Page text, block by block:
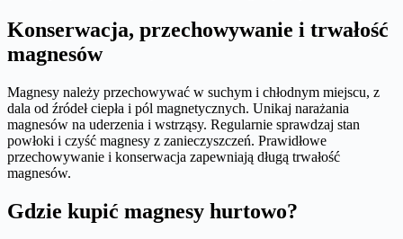
Konserwacja, przechowywanie i trwałość
magnesów
Magnesy należy przechowywać w suchym i chłodnym miejscu, z
dala od źródeł ciepła i pól magnetycznych. Unikaj narażania
magnesów na uderzenia i wstrząsy. Regularnie sprawdzaj stan
powłoki i czyść magnesy z zanieczyszczeń. Prawidłowe
przechowywanie i konserwacja zapewniają długą trwałość
magnesów.
Gdzie kupić magnesy hurtowo?